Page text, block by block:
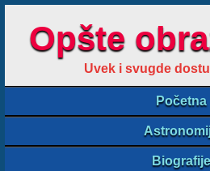
Opšte
Uvek i svugde
Početna
Biografije